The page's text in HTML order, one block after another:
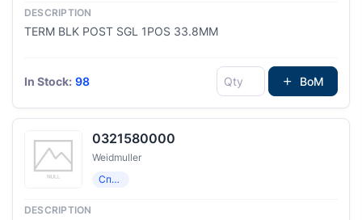
TERM BLK POST SGL 1POS 33.8MM
In Stock: 98 BoM
0321580000
Weidmuller
Специализированный